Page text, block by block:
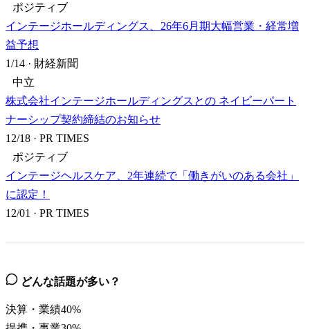
ポジティブ
インテージホールディングス、26年6月期大幅営業・経常増
益予想
1/14 · 財経新聞
中立
株式会社インテージホールディングスとの ネイビーパート
ナーシップ契約締結のお知らせ
12/18 · PR TIMES
ポジティブ
インテージヘルスケア、2年連続で「働きがいのある会社」
に認定！
12/01 · PR TIMES
どんな話題が多い？
決算・業績40%